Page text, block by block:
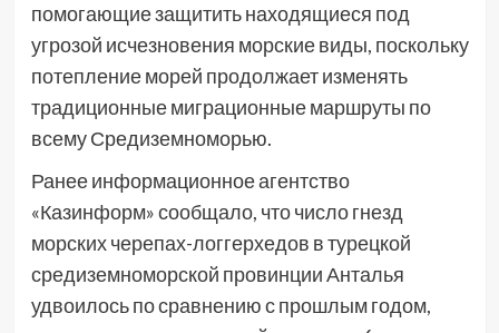
помогающие защитить находящиеся под
угрозой исчезновения морские виды, поскольку
потепление морей продолжает изменять
традиционные миграционные маршруты по
всему Средиземноморью.
Ранее информационное агентство
«Казинформ» сообщало, что число гнезд
морских черепах-логгерхедов в турецкой
средиземноморской провинции Анталья
удвоилось по сравнению с прошлым годом,